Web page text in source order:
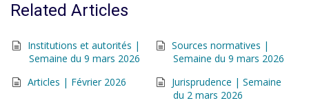
Related Articles
Institutions et autorités |
Semaine du 9 mars 2026
Sources normatives |
Semaine du 9 mars 2026
Articles | Février 2026
Jurisprudence | Semaine
du 2 mars 2026